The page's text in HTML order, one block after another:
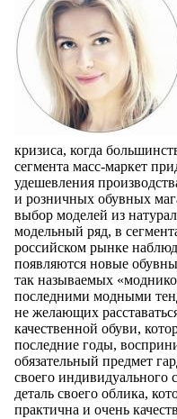
кризиса, когда
сегмента масс-маркет
удешевления
и розничных обувных
выбор моделей из
модельный ряд, в
российском рынке
появляются новые
так называемых
последними модными
не желающих
качественной обуви,
последние годы,
обязательный предмет
своего индивидуального
деталь своего облика,
практична и очень